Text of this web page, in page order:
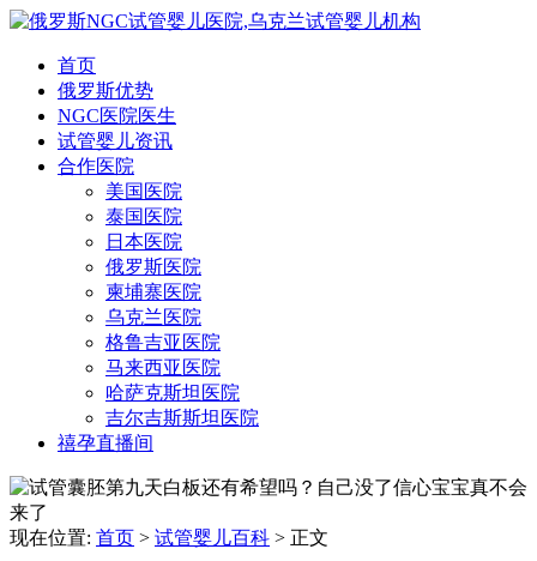
首页
俄罗斯优势
NGC医院医生
试管婴儿资讯
合作医院
美国医院
泰国医院
日本医院
俄罗斯医院
柬埔寨医院
乌克兰医院
格鲁吉亚医院
马来西亚医院
哈萨克斯坦医院
吉尔吉斯斯坦医院
禧孕直播间
现在位置: 首页 > 试管婴儿百科 > 正文